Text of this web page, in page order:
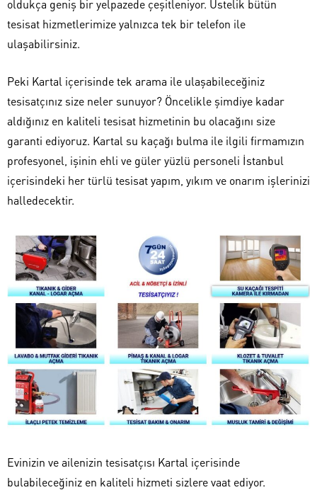
oldukça geniş bir yelpazede çeşitleniyor. Üstelik bütün
tesisat hizmetlerimize yalnızca tek bir telefon ile
ulaşabilirsiniz.
Peki Kartal içerisinde tek arama ile ulaşabileceğiniz
tesisatçınız size neler sunuyor? Öncelikle şimdiye kadar
aldığınız en kaliteli tesisat hizmetinin bu olacağını size
garanti ediyoruz. Kartal su kaçağı bulma ile ilgili firmamızın
profesyonel, işinin ehli ve güler yüzlü personeli İstanbul
içerisindeki her türlü tesisat yapım, yıkım ve onarım işlerinizi
halledecektir.
Evinizin ve ailenizin tesisatçısı Kartal içerisinde
bulabileceğiniz en kaliteli hizmeti sizlere vaat ediyor.